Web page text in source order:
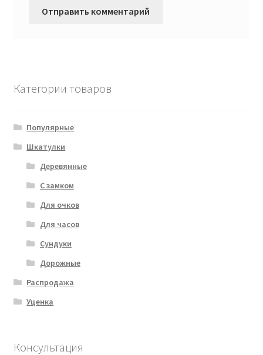
Категории товаров
Популярные
Шкатулки
Деревянные
С замком
Для очков
Для часов
Сундуки
Дорожные
Распродажа
Уценка
Консультация